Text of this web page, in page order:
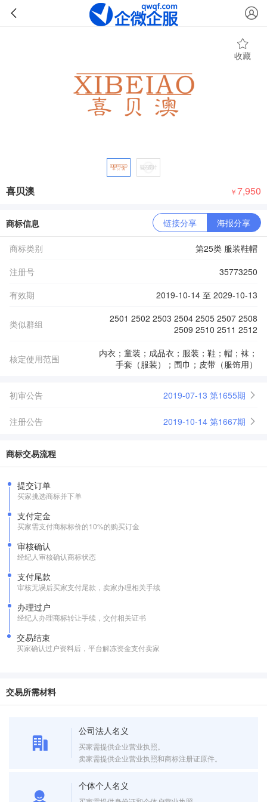
收藏
喜贝澳 ￥7,950
商标信息 链接分享 海报分享
商标类别
第25类 服装鞋帽
注册号
35773250
有效期
2019-10-14 至 2029-10-13
类似群组
2501 2502 2503 2504 2505 2507 2508
2509 2510 2511 2512
核定使用范围
内衣；童装；成品衣；服装；鞋；帽；袜；
手套（服装）；围巾；皮带（服饰用）
初审公告 2019-07-13 第1655期
注册公告 2019-10-14 第1667期
商标交易流程
提交订单
买家挑选商标并下单
支付定金
买家需支付商标标价的10%的购买订金
审核确认
经纪人审核确认商标状态
支付尾款
审核无误后买家支付尾款，卖家办理相关手续
办理过户
经纪人办理商标转让手续，交付相关证书
交易结束
买家确认过户资料后，平台解冻资金支付卖家
交易所需材料
公司法人名义
买家需提供企业营业执照。
卖家需提供企业营业执照和商标注册证原件。
个体个人名义